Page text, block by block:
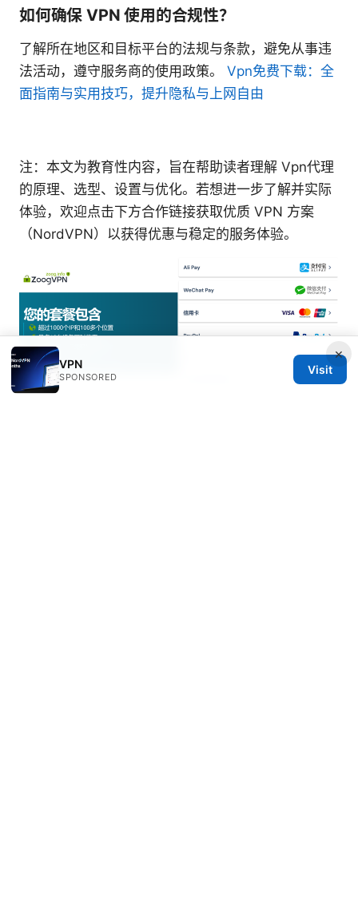
如何确保 VPN 使用的合规性？
了解所在地区和目标平台的法规与条款，避免从事违
法活动，遵守服务商的使用政策。 Vpn免费下载：全
面指南与实用技巧，提升隐私与上网自由
注：本文为教育性内容，旨在帮助读者理解 Vpn代理
的原理、选型、设置与优化。若想进一步了解并实际
体验，欢迎点击下方合作链接获取优质 VPN 方案
（NordVPN）以获得优惠与稳定的服务体验。
×
VPN
SPONSORED
Visit